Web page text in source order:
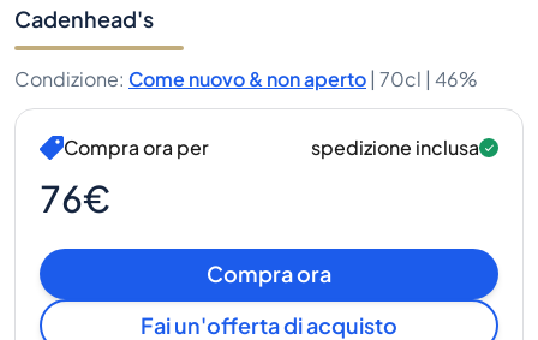
Cadenhead's
Condizione: Come nuovo & non aperto | 70cl | 46%
Compra ora per
76€
spedizione inclusa
Compra ora
Fai un'offerta di acquisto